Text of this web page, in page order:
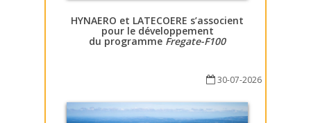
HYNAERO et LATECOERE s’associent
pour le développement
du programme Fregate-F100
30-07-2026